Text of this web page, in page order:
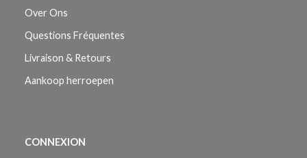
Over Ons
Questions Fréquentes
Livraison & Retours
Aankoop herroepen
CONNEXION